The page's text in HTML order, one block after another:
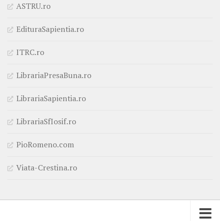
ASTRU.ro
EdituraSapientia.ro
ITRC.ro
LibrariaPresaBuna.ro
LibrariaSapientia.ro
LibrariaSfIosif.ro
PioRomeno.com
Viata-Crestina.ro